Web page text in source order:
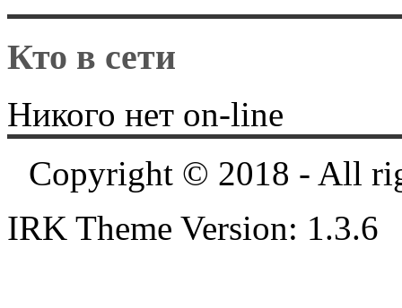
Кто в сети
Никого нет on-line
Copyright © 2018 - All
IRK Theme Version: 1.3.6